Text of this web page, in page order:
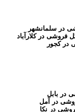
در سلمانشهر
فروشی در کلارآباد
در کجور
در بابل
در آمل
در نکا